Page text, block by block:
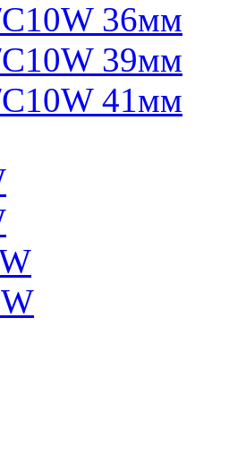
36мм
39мм
41мм